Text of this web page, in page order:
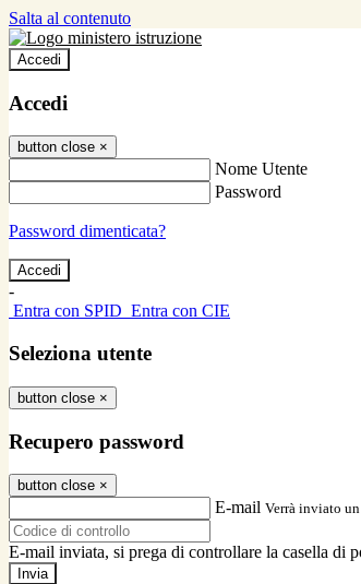
Salta al contenuto
Accedi
Accedi
button close ×
Nome Utente
Password
Password dimenticata?
-
Entra con SPID Entra con CIE
Seleziona utente
button close ×
Recupero password
button close ×
E-mail Verrà inviato
E-mail inviata, si prega di controllare la casella di